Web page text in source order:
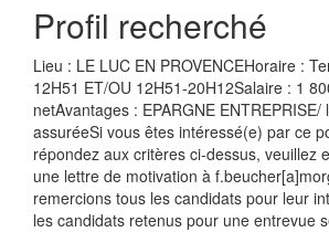
Profil recherché
Lieu : LE LUC EN PROVENCEHoraire :
12H51 ET/OU 12H51-20H12Salaire : 1
netAvantages : EPARGNE ENTREPRISE/
assuréeSi vous êtes intéressé(e) par ce
répondez aux critères ci-dessus, veuillez
une lettre de motivation à
remercions tous les candidats pour leur
les candidats retenus pour une entrevue